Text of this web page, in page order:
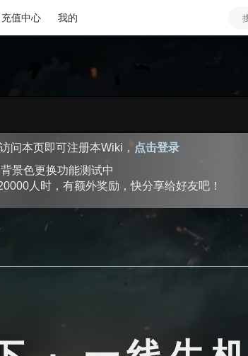
充值中心 我的
问本页即可注册本Wiki， 点击登录
背景色更换功能测试中
人时，有额外奖励，快分享给好友吧！